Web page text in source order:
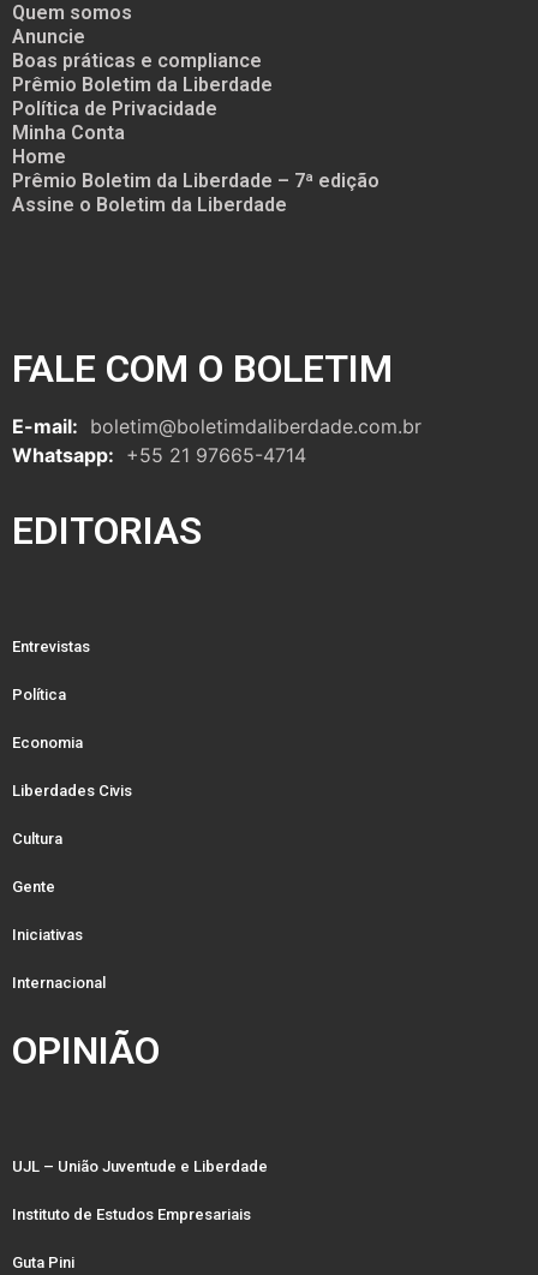
Quem somos
Anuncie
Boas práticas e compliance
Prêmio Boletim da Liberdade
Política de Privacidade
Minha Conta
Home
Prêmio Boletim da Liberdade – 7ª edição
Assine o Boletim da Liberdade
FALE COM O BOLETIM
E-mail: boletim@boletimdaliberdade.com.br
Whatsapp: +55 21 97665-4714
EDITORIAS
Entrevistas
Política
Economia
Liberdades Civis
Cultura
Gente
Iniciativas
Internacional
OPINIÃO
UJL – União Juventude e Liberdade
Instituto de Estudos Empresariais
Guta Pini